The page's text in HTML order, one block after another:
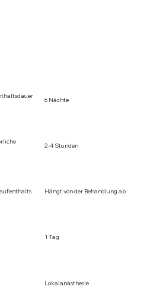
6 Nächte
2-4 Stunden
Hängt von der Behandlung ab
1 Tag
Lokalanästhesie